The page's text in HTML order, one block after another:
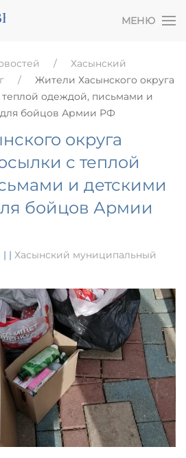
МЕНЮ
Хасынский
Жители Хасынского округа
одеждой, письмами и
бойцов Армии РФ
округа
с теплой
и детскими
бойцов Армии
| | Хасынский муниципальный